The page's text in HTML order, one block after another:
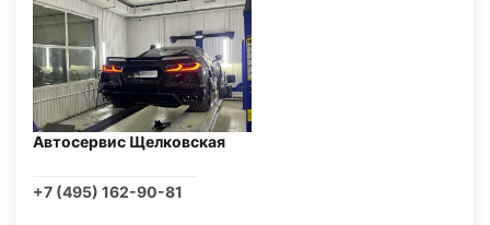
Автосервис Щелковская
+7 (495) 162-90-81